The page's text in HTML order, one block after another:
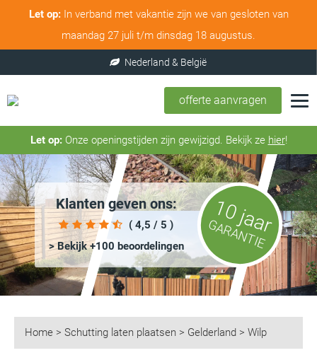
Let op:In verband met vakantie zijn we van gesloten van
maandag 27 juli t/m dinsdag 18 augustus.
100% service & tevredenheidsgarantie
offerte aanvragen
Let op:Onze openingstijden zijn gewijzigd. Bekijk ze hier!
Klanten geven ons:
( 4,5 / 5 )
> Bekijk +100 beoordelingen
10 jaar
GARANTIE
Home > Schutting laten plaatsen > Gelderland > Wilp